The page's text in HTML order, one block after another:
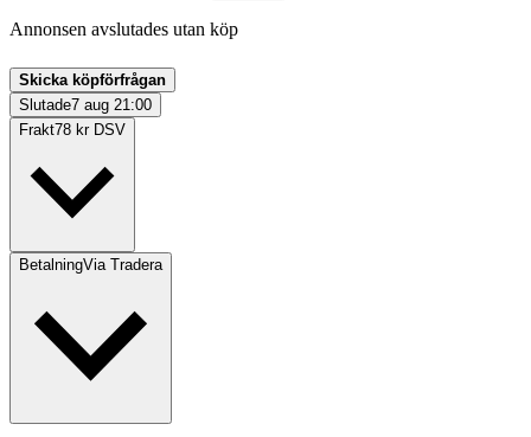
Annonsen avslutades utan köp
Skicka köpförfrågan
Slutade7 aug 21:00
Frakt78 kr DSV
BetalningVia Tradera